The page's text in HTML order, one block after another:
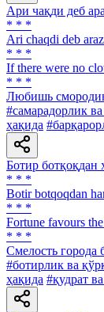
Ари чақди деб
* * *
Ari chaqdi deb
* * *
If there were no
* * *
Любишь
#самарадорлик
ҳақида
Ботир ботқоқдан
* * *
Botir botqoqdan
* * *
Fortune favours
* * *
Смелость города
#ботирлик ва
ҳақида #қудрат